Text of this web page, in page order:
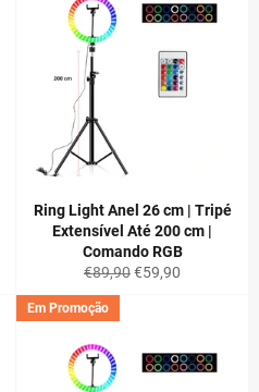
Ring Light Anel 26 cm | Tripé
Extensível Até 200 cm |
Comando RGB
Preço
normal
€89,90Preço
€59,90
Em Promoção